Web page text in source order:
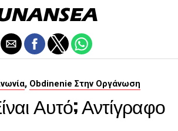
, Obdinenie Στην Οργάνωση
Αυτό; Αντίγραφο